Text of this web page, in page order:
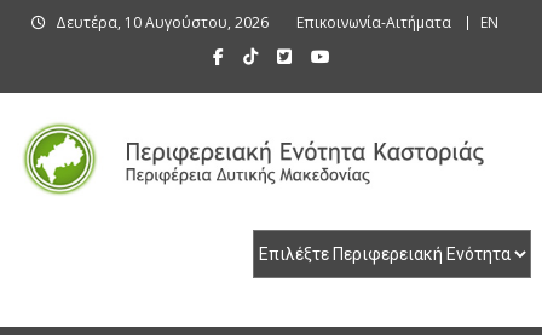
Δευτέρα, 10 Αυγούστου, 2026 Επικοινωνία-Αιτήματα EN